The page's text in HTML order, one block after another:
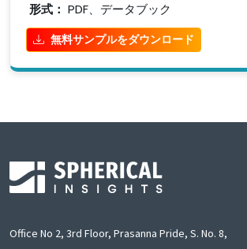
形式： PDF、データブック
無料サンプルをダウンロード
Office No 2, 3rd Floor, Prasanna Pride, S. No. 8,